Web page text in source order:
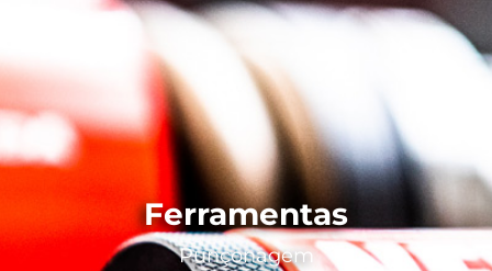
Ferramentas
Punçonagem